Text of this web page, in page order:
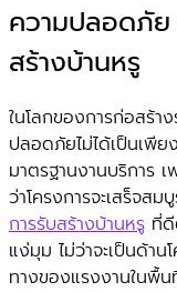
ความปลอดภัย
สร้างบ้านหรู
ในโลกของการก่อสร้า
ปลอดภัยไม่ได้เป็นเพี
มาตรฐานงานบริการ
ว่าโครงการจะเสร็จส
การรับสร้างบ้านหรู ที่
แง่มุม ไม่ว่าจะเป็นด้า
ทางของแรงงานในพื้